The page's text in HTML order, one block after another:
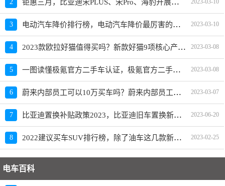
2 钜惠三月，比亚迪宋PLUS、宋Pro、海豹开展限时优惠活动 2023-03-10
3 电动汽车降价排行榜，电动汽车降价最厉害的品牌是？ 2023-03-10
4 2023款欧拉好猫值得买吗？新款好猫9项核心产品力重磅升级 2023-03-08
5 一图读懂极氪官方二手车认证，极氪官方二手车入口上线 2023-03-08
6 蔚来内部员工可以10万买车吗？蔚来内部员工爆料 2023-03-07
7 比亚迪置换补贴政策2023，比亚迪旧车置换新车价格表 2023-06-20
8 2022建议买车SUV排行榜，除了油车这几款新能源SUV也建议买 2023-02-25
电车百科